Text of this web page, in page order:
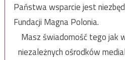
Państwa wsparcie jest
Fundacji Magna Polonia.
Masz świadomość tego jak
niezależnych ośrodków